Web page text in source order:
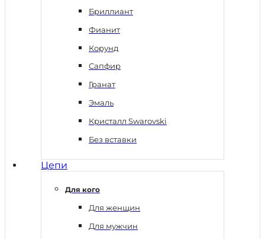
Бриллиант
Фианит
Корунд
Сапфир
Гранат
Эмаль
Кристалл Swarovski
Без вставки
Цепи
Для кого
Для женщин
Для мужчин